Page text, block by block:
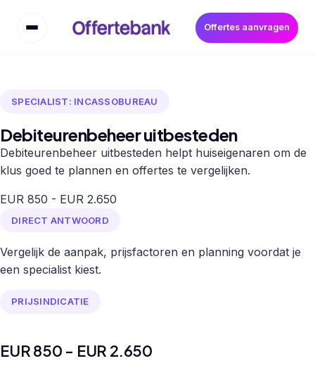
Offertes aanvragen
SPECIALIST: INCASSOBUREAU
Debiteurenbeheer uitbesteden
Debiteurenbeheer uitbesteden helpt huiseigenaren om de
klus goed te plannen en offertes te vergelijken.
EUR 850 - EUR 2.650
DIRECT ANTWOORD
Vergelijk de aanpak, prijsfactoren en planning voordat je
een specialist kiest.
PRIJSINDICATIE
EUR 850 - EUR 2.650